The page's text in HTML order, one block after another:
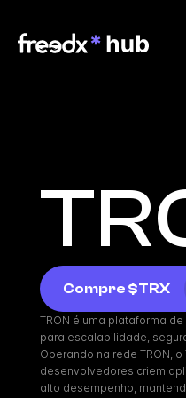
Compre $TRX
TRON é uma plataforma
para escalabilidade,
Operando na rede TRON,
desenvolvedores criem
alto desempenho,